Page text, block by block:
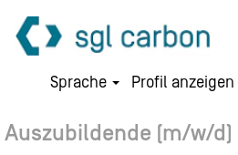
Sprache Profil anzeigen
Auszubildende (m/w/d)